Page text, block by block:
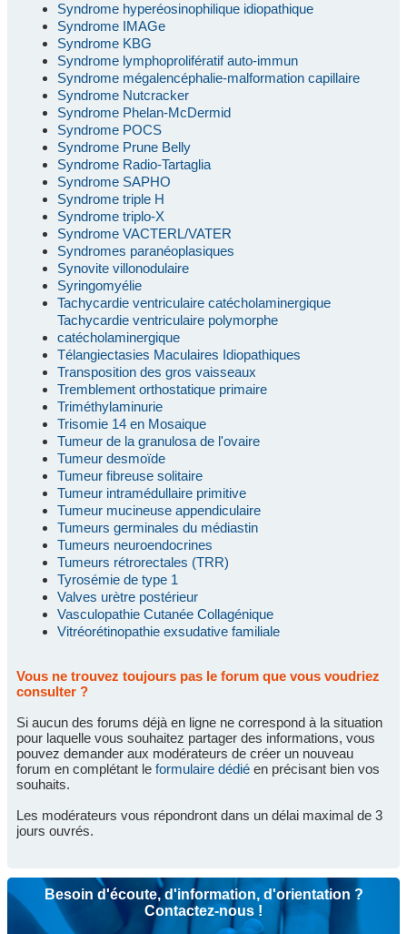
Syndrome hyperéosinophilique idiopathique
Syndrome IMAGe
Syndrome KBG
Syndrome lymphoprolifératif auto-immun
Syndrome mégalencéphalie-malformation capillaire
Syndrome Nutcracker
Syndrome Phelan-McDermid
Syndrome POCS
Syndrome Prune Belly
Syndrome Radio-Tartaglia
Syndrome SAPHO
Syndrome triple H
Syndrome triplo-X
Syndrome VACTERL/VATER
Syndromes paranéoplasiques
Synovite villonodulaire
Syringomyélie
Tachycardie ventriculaire catécholaminergique
Tachycardie ventriculaire polymorphe
catécholaminergique
Télangiectasies Maculaires Idiopathiques
Transposition des gros vaisseaux
Tremblement orthostatique primaire
Triméthylaminurie
Trisomie 14 en Mosaique
Tumeur de la granulosa de l'ovaire
Tumeur desmoïde
Tumeur fibreuse solitaire
Tumeur intramédullaire primitive
Tumeur mucineuse appendiculaire
Tumeurs germinales du médiastin
Tumeurs neuroendocrines
Tumeurs rétrorectales (TRR)
Tyrosémie de type 1
Valves urètre postérieur
Vasculopathie Cutanée Collagénique
Vitréorétinopathie exsudative familiale
Vous ne trouvez toujours pas le forum que vous voudriez
consulter ?
Si aucun des forums déjà en ligne ne correspond à la situation
pour laquelle vous souhaitez partager des informations, vous
pouvez demander aux modérateurs de créer un nouveau
forum en complétant le formulaire dédié en précisant bien vos
souhaits.
Les modérateurs vous répondront dans un délai maximal de 3
jours ouvrés.
Besoin d'écoute, d'information, d'orientation ?
Contactez-nous !